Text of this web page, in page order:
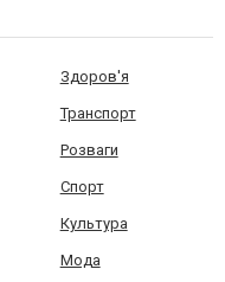
Здоров'я
Транспорт
Розваги
Спорт
Культура
Мода